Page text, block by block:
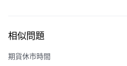
相似問題
期貨休市時間